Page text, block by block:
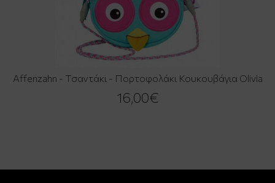
Affenzahn - Τσαντάκι - Πορτοφολάκι Κουκουβάγια Olivia
16,00€